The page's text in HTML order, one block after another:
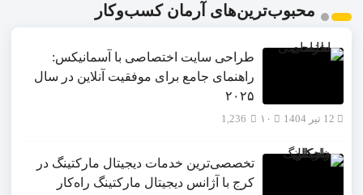
محبوب‌ترین‌های آرمان کسب‌وکار
طراحی سایت اختصاصی با آسمانیکس:
راهنمای جامع برای موفقیت آنلاین در سال
۲۰۲۵
12 تیر 1404 1,236
تخصصی‌ترین خدمات دیجیتال مارکتینگ در
کرج با آژانس دیجیتال مارکتینگ راه‌کار